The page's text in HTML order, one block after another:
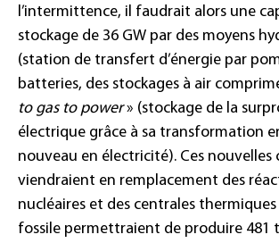
l’intermittence, il faudrait alors une
stockage de 36 GW par des moyens
(station de transfert d’énergie par
batteries, des stockages à air
to gas to power» (stockage de la
électrique grâce à sa transformation
nouveau en électricité). Ces nouvelles
viendraient en remplacement des
nucléaires et des centrales
fossile permettraient de produire 481